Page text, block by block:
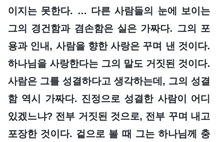
이지는 못한다. … 다른 사람들의 눈에 보이는
그의 경건함과 겸손함은 실은 가짜다. 그의 포
용과 인내, 사람을 향한 사랑은 꾸며 낸 것이다.
하나님을 사랑한다는 그의 말도 거짓된 것이다.
사람은 그를 성결하다고 생각하는데, 그의 성결
함 역시 가짜다. 진정으로 성결한 사람이 어디
있겠느냐? 전부 거짓된 것으로, 전부 꾸며 내고
포장한 것이다. 겉으로 볼 때 그는 하나님께 충